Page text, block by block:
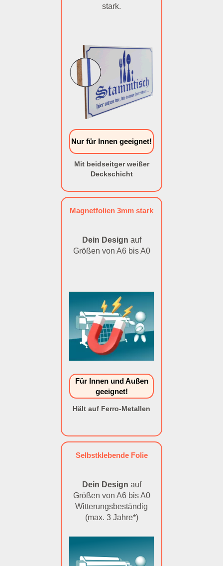
stark.
Nur für Innen geeignet!
Mit beidseitger weißer
Deckschicht
Magnetfolien 3mm stark
Dein Design auf
Größen von A6 bis A0
Für Innen und Außen
geeignet!
Hält auf Ferro-Metallen
Selbstklebende Folie
Dein Design auf
Größen von A6 bis A0
Witterungsbeständig
(max. 3 Jahre*)